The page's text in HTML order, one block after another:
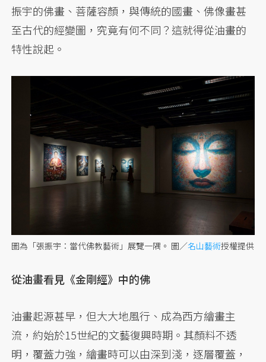
振宇的佛畫、菩薩容顏，與傳統的國畫、佛像畫甚
至古代的經變圖，究竟有何不同？這就得從油畫的
特性說起。
圖為「張振宇：當代佛教藝術」展覽一隅。 圖／名山藝術授權提供
從油畫看見《金剛經》中的佛
油畫起源甚早，但大大地風行、成為西方繪畫主
流，約始於15世紀的文藝復興時期。其顏料不透
明，覆蓋力強，繪畫時可以由深到淺，逐層覆蓋，